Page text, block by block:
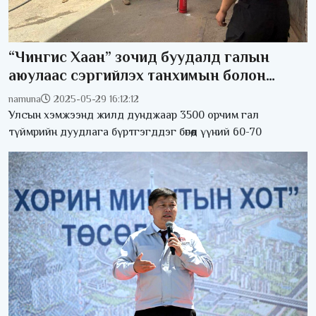
“Чингис Хаан” зочид буудалд галын
аюулаас сэргийлэх танхимын болон
практик сургалт боллоо
namuna 2025-05-29 16:12:12
Улсын хэмжээнд жилд дунджаар 3500 орчим гал
түймрийн дуудлага бүртгэгддэг бөгөөд үүний 60-70